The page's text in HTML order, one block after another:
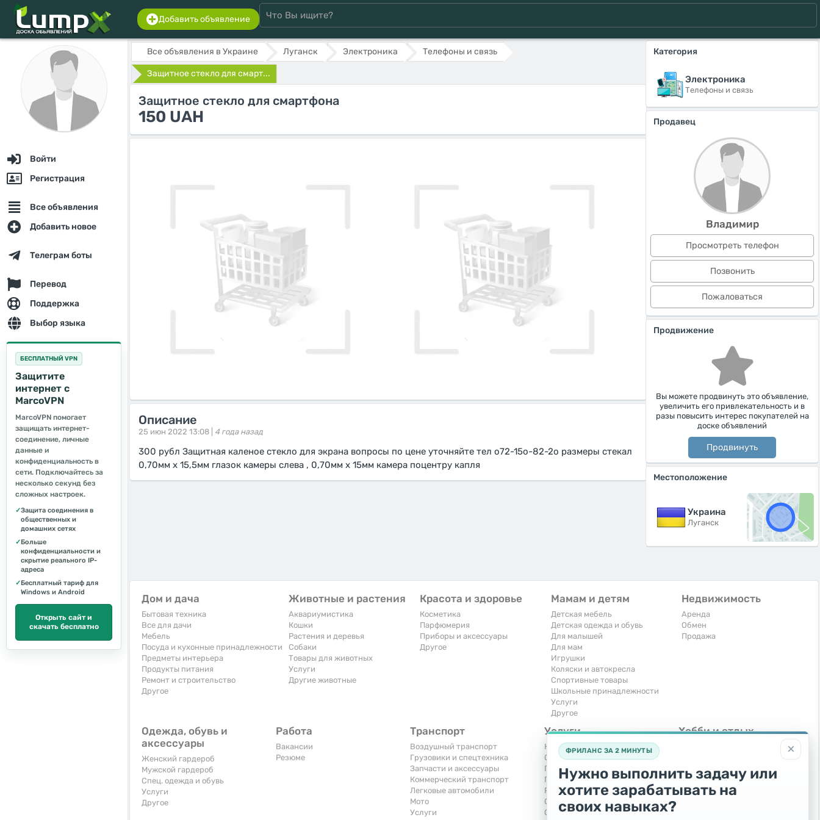
Добавить объявление
Войти
Регистрация
Все объявления
Добавить новое
Телеграм боты
Перевод
Поддержка
Выбор языка
БЕСПЛАТНЫЙ VPN
Защитите
интернет с
MarcoVPN
MarcoVPN помогает
защищать интернет-
соединение, личные
данные и
конфиденциальность в
сети. Подключайтесь за
несколько секунд без
сложных настроек.
✓Защита соединения в
общественных и
домашних сетях
✓Больше
конфиденциальности и
скрытие реального IP-
адреса
✓Бесплатный тариф для
Windows и Android
Открыть сайт и
скачать бесплатно
Все объявления в Украине Луганск Электроника Телефоны и связь
Защитное стекло для смарт...
Защитное стекло для смартфона
150 UAH
Описание
25 июн 2022 13:08 | 4 года назад
300 рубл Защитная каленое стекло для экрана вопросы по цене уточняйте тел о72-15о-82-2о размеры стекал
0,70мм х 15,5мм глазок камеры слева , 0,70мм х 15мм камера поцентру капля
Категория
Электроника
Телефоны и связь
Продавец
Владимир
Просмотреть телефон
Позвонить
Пожаловаться
Продвижение
Вы можете продвинуть это объявление,
увеличить его привлекательность и в
разы повысить интерес покупателей на
доске объявлений
Продвинуть
Местоположение
Украина
Луганск
Дом и дача
Бытовая техника
Все для дачи
Мебель
Посуда и кухонные принадлежности
Предметы интерьера
Продукты питания
Ремонт и строительство
Другое
Животные и растения
Аквариумистика
Кошки
Растения и деревья
Собаки
Товары для животных
Услуги
Другие животные
Красота и здоровье
Косметика
Парфюмерия
Приборы и аксессуары
Другое
Мамам и детям
Детская мебель
Детская одежда и обувь
Для малышей
Для мам
Игрушки
Коляски и автокресла
Спортивные товары
Школьные принадлежности
Услуги
Другое
Недвижимость
Аренда
Обмен
Продажа
Одежда, обувь и
аксессуары
Женский гардероб
Мужской гардероб
Спец. одежда и обувь
Услуги
Другое
Работа
Вакансии
Резюме
Транспорт
Воздушный транспорт
Грузовики и спецтехника
Запчасти и аксессуары
Коммерческий транспорт
Легковые автомобили
Мото
Услуги
Услуги
Компьютеры, интернет
Обучение и репетиторство
Перевозки и транспорт
Праздники и мероприятия
Ремонт и установка техники
Сиделки, горничные
Строительство и ремонт
Хобби и отдых
Спорт и отдых
Другое
×
ФРИЛАНС ЗА 2 МИНУТЫ
Нужно выполнить задачу или
хотите зарабатывать на
своих навыках?